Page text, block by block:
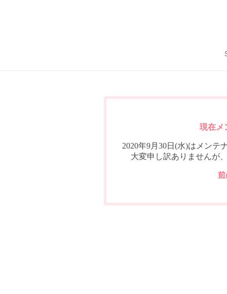
現在メ
2020年9月30日(水)はメンテ
大変申し訳ありませんが
前